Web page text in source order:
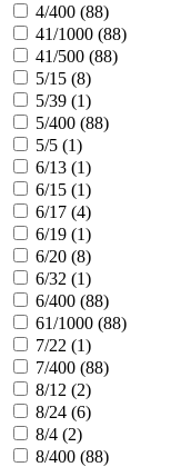
4/400 (88)
41/1000 (88)
41/500 (88)
5/15 (8)
5/39 (1)
5/400 (88)
5/5 (1)
6/13 (1)
6/15 (1)
6/17 (4)
6/19 (1)
6/20 (8)
6/32 (1)
6/400 (88)
61/1000 (88)
7/22 (1)
7/400 (88)
8/12 (2)
8/24 (6)
8/4 (2)
8/400 (88)